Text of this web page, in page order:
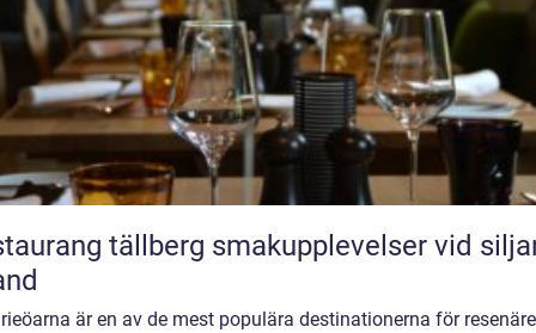
tällberg smakupplevelser vid siljans
är en av de mest populära destinationerna för